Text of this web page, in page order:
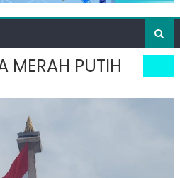
MERAH PUTIH